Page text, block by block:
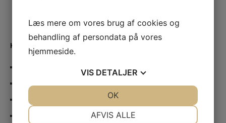
KATEGORIER
Erhverv
Læs mere om vores brug af cookies og
behandling af persondata på vores
hjemmeside.
VIS DETALJER
AFVIS ALLE
OK